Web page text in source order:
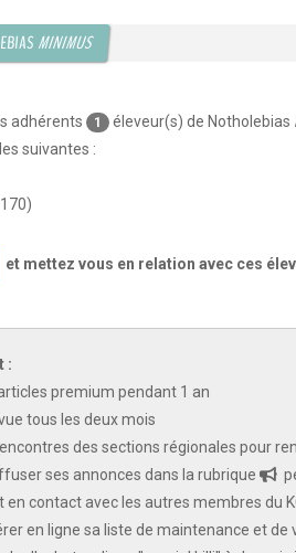
MINIMUS
adhérents 1 éleveur(s) de Notholebias
suivantes :
et mettez vous en relation avec ces
:
premium pendant 1 an
tous les deux mois
des sections régionales pour
ses annonces dans la rubrique
contact avec les autres membres du
en ligne sa liste de maintenance et de